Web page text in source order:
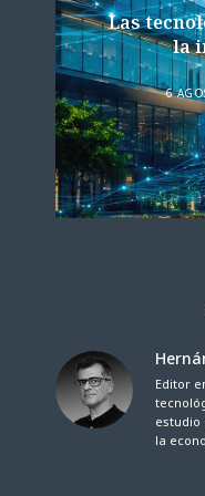
Las
la
6
Editor
estudio
la